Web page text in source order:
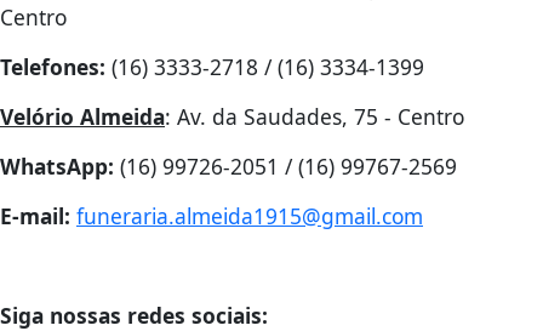
Centro
Telefones: (16) 3333-2718 / (16) 3334-1399
Velório Almeida: Av. da Saudades, 75 - Centro
WhatsApp: (16) 99726-2051 / (16) 99767-2569
E-mail: funeraria.almeida1915@gmail.com
Siga nossas redes sociais: